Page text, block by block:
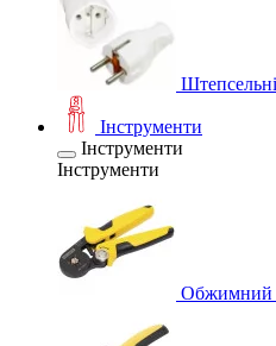
Інструменти
Інструменти
Інструменти
Обжимний